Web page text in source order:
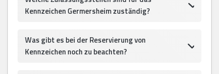
Kennzeichen Germersheim zuständig?
Was gibt es bei der Reservierung von
Kennzeichen noch zu beachten?